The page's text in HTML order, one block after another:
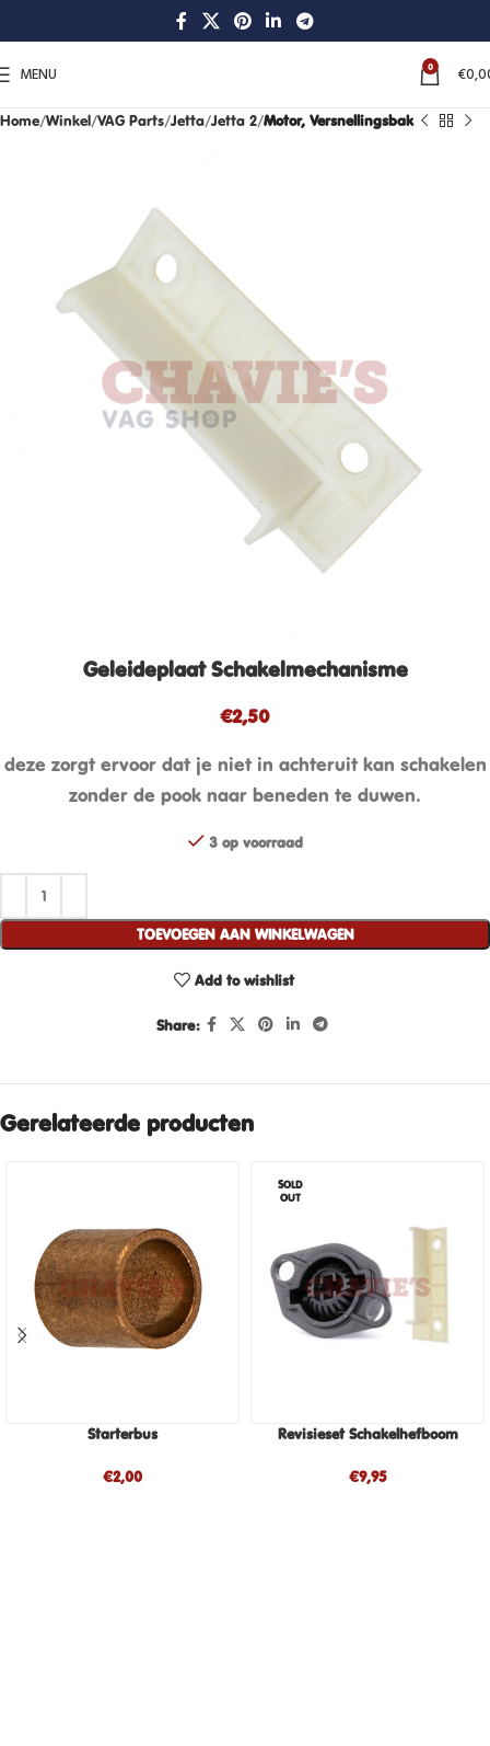
MENU 0 €
Home Winkel VAG Parts Jetta Jetta 2 Motor, Versnellingsbak
Geleideplaat Schakelmechanisme
€2,50
deze zorgt ervoor dat je niet in achteruit kan schakelen
zonder de pook naar beneden te duwen.
3 op voorraad
TOEVOEGEN AAN WINKELWAGEN
Add to wishlist
Share:
Gerelateerde producten
Starterbus
€2,00
SOLD
OUT
Revisieset Schakelhefboom
€9,95